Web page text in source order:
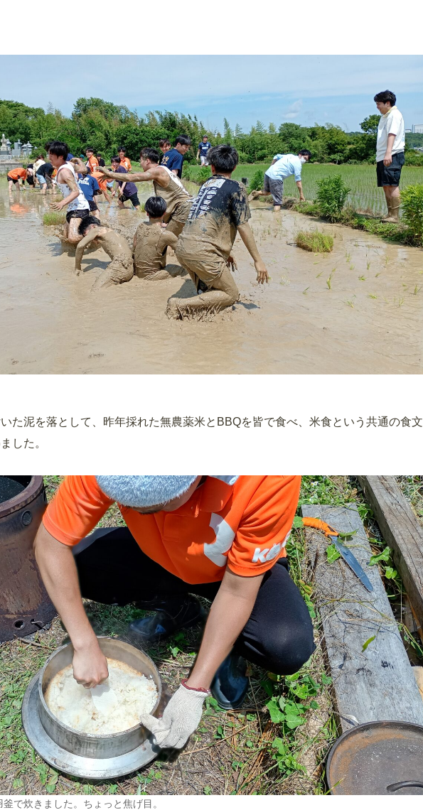
た泥を落として、昨年採れた無農薬米とBBQを皆で食べ、米食という共通の食文
した。
で炊きました。ちょっと焦げ目。